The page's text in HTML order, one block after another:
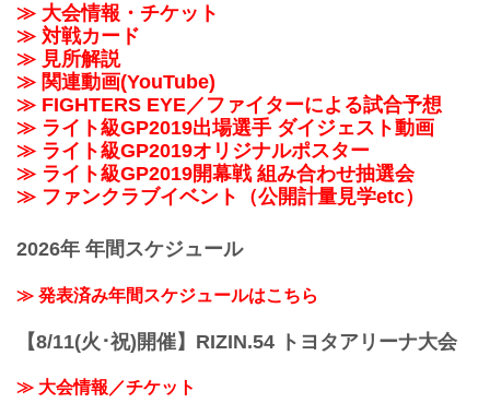
≫ 大会情報・チケット
≫ 対戦カード
≫ 見所解説
≫ 関連動画(YouTube)
≫ FIGHTERS EYE／ファイターによる試合予想
≫ ライト級GP2019出場選手 ダイジェスト動画
≫ ライト級GP2019オリジナルポスター
≫ ライト級GP2019開幕戦 組み合わせ抽選会
≫ ファンクラブイベント（公開計量見学etc）
2026年 年間スケジュール
≫ 発表済み年間スケジュールはこちら
【8/11(火･祝)開催】RIZIN.54 トヨタアリーナ大会
≫ 大会情報／チケット